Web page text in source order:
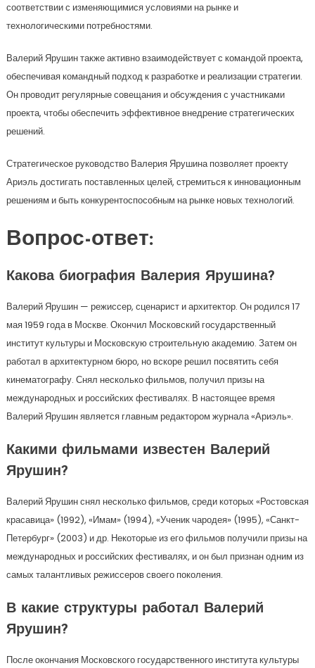
соответствии с изменяющимися условиями на рынке и
технологическими потребностями.
Валерий Ярушин также активно взаимодействует с командой проекта,
обеспечивая командный подход к разработке и реализации стратегии.
Он проводит регулярные совещания и обсуждения с участниками
проекта, чтобы обеспечить эффективное внедрение стратегических
решений.
Стратегическое руководство Валерия Ярушина позволяет проекту
Ариэль достигать поставленных целей, стремиться к инновационным
решениям и быть конкурентоспособным на рынке новых технологий.
Вопрос-ответ:
Какова биография Валерия Ярушина?
Валерий Ярушин — режиссер, сценарист и архитектор. Он родился 17
мая 1959 года в Москве. Окончил Московский государственный
институт культуры и Московскую строительную академию. Затем он
работал в архитектурном бюро, но вскоре решил посвятить себя
кинематографу. Снял несколько фильмов, получил призы на
международных и российских фестивалях. В настоящее время
Валерий Ярушин является главным редактором журнала «Ариэль».
Какими фильмами известен Валерий
Ярушин?
Валерий Ярушин снял несколько фильмов, среди которых «Ростовская
красавица» (1992), «Имам» (1994), «Ученик чародея» (1995), «Санкт-
Петербург» (2003) и др. Некоторые из его фильмов получили призы на
международных и российских фестивалях, и он был признан одним из
самых талантливых режиссеров своего поколения.
В какие структуры работал Валерий
Ярушин?
После окончания Московского государственного института культуры